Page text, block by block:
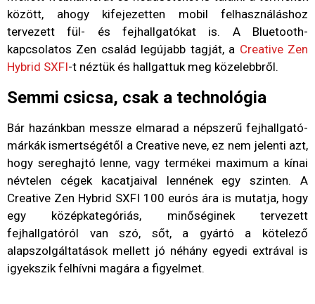
között, ahogy kifejezetten mobil felhasználáshoz
tervezett fül- és fejhallgatókat is. A Bluetooth-
kapcsolatos Zen család legújabb tagját, a Creative Zen
Hybrid SXFI-t néztük és hallgattuk meg közelebbről.
Semmi csicsa, csak a technológia
Bár hazánkban messze elmarad a népszerű fejhallgató-
márkák ismertségétől a Creative neve, ez nem jelenti azt,
hogy sereghajtó lenne, vagy termékei maximum a kínai
névtelen cégek kacatjaival lennének egy szinten. A
Creative Zen Hybrid SXFI 100 eurós ára is mutatja, hogy
egy középkategóriás, minőséginek tervezett
fejhallgatóról van szó, sőt, a gyártó a kötelező
alapszolgáltatások mellett jó néhány egyedi extrával is
igyekszik felhívni magára a figyelmet.